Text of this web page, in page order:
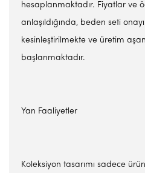
hesaplanmaktadır. Fiyatlar ve
anlaşıldığında, beden seti
kesinleştirilmekte ve üretim
başlanmaktadır.
Yan Faaliyetler
Koleksiyon tasarımı sadece